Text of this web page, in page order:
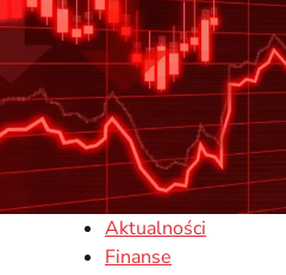
Aktualności
Finanse